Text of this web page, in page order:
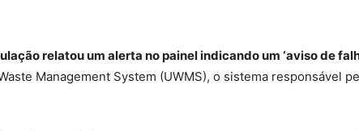
relatou um alerta no painel indicando um ‘aviso de
Management System (UWMS), o sistema responsável